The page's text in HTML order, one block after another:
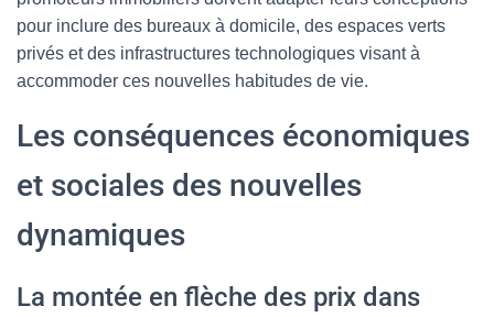
pour inclure des bureaux à domicile, des espaces verts
privés et des infrastructures technologiques visant à
accommoder ces nouvelles habitudes de vie.
Les conséquences économiques
et sociales des nouvelles
dynamiques
La montée en flèche des prix dans